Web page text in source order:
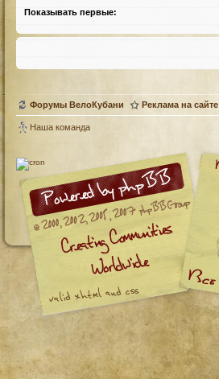
Показывать первые:
Форумы ВелоКубани Реклама на сайте
Наша команда